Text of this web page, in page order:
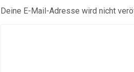
Deine E-Mail-Adresse wird nicht